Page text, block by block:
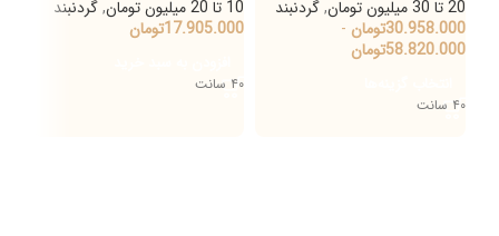
20 تا 30 میلیون تومان
,گردنبند
30.958.000تومان -
58.820.000تومان
۴۰ سانت
10 تا 20 میلیون تومان
,گردنبند
17.905.000تومان
۴۰ سانت